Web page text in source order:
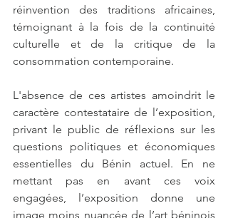
réinvention des traditions africaines,
témoignant à la fois de la continuité
culturelle et de la critique de la
consommation contemporaine.
L'absence de ces artistes amoindrit le
caractère contestataire de l’exposition,
privant le public de réflexions sur les
questions politiques et économiques
essentielles du Bénin actuel. En ne
mettant pas en avant ces voix
engagées, l’exposition donne une
image moins nuancée de l’art béninois